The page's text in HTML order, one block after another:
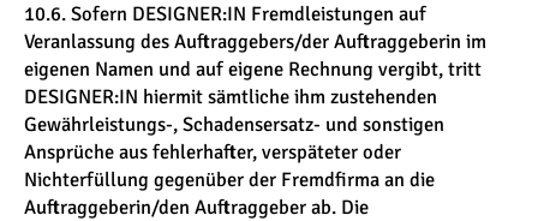
10.6. Sofern DESIGNER:IN Fremdleistungen auf
Veranlassung des Auftraggebers/der Auftraggeberin im
eigenen Namen und auf eigene Rechnung vergibt, tritt
DESIGNER:IN hiermit sämtliche ihm zustehenden
Gewährleistungs-, Schadensersatz- und sonstigen
Ansprüche aus fehlerhafter, verspäteter oder
Nichterfüllung gegenüber der Fremdfirma an die
Auftraggeberin/den Auftraggeber ab. Die